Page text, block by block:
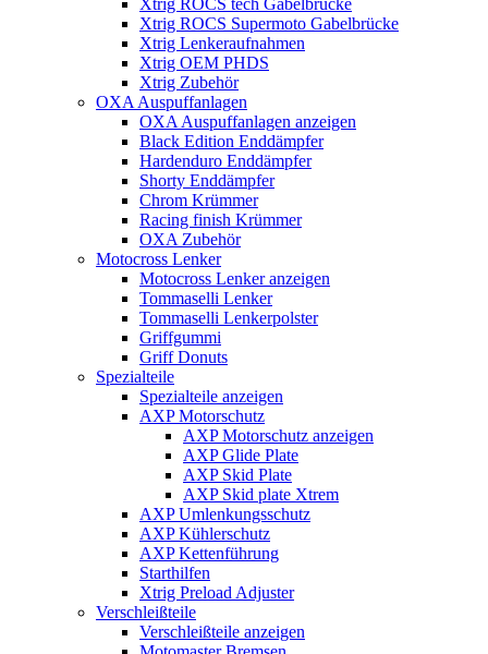
Xtrig ROCS Supermoto Gabelbrücke
Xtrig Lenkeraufnahmen
Xtrig OEM PHDS
Xtrig Zubehör
OXA Auspuffanlagen
OXA Auspuffanlagen anzeigen
Black Edition Enddämpfer
Hardenduro Enddämpfer
Shorty Enddämpfer
Chrom Krümmer
Racing finish Krümmer
OXA Zubehör
Motocross Lenker
Motocross Lenker anzeigen
Tommaselli Lenker
Tommaselli Lenkerpolster
Griffgummi
Griff Donuts
Spezialteile
Spezialteile anzeigen
AXP Motorschutz
AXP Motorschutz anzeigen
AXP Glide Plate
AXP Skid Plate
AXP Skid plate Xtrem
AXP Umlenkungsschutz
AXP Kühlerschutz
AXP Kettenführung
Starthilfen
Xtrig Preload Adjuster
Verschleißteile
Verschleißteile anzeigen